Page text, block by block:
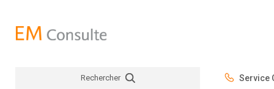
Rechercher Service